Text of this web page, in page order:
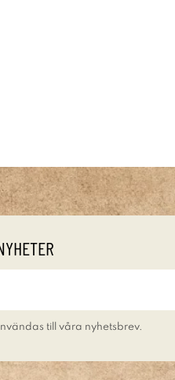
till våra nyhetsbrev.